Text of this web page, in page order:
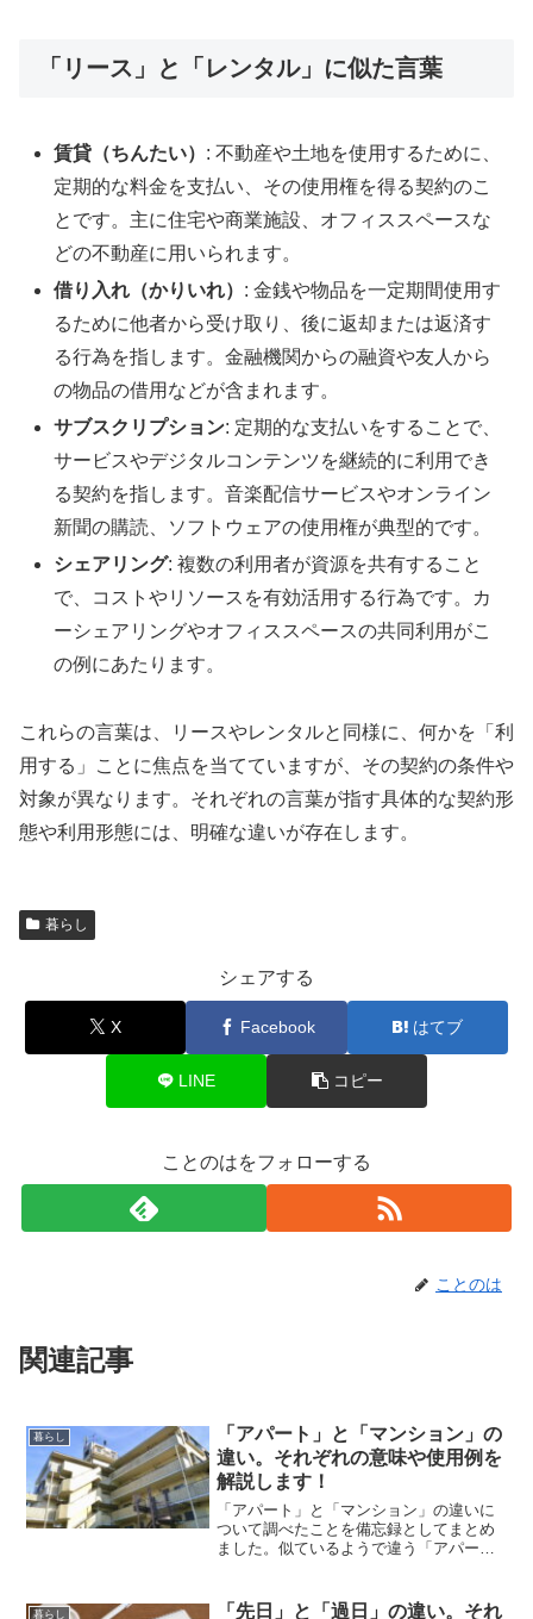
「リース」と「レンタル」に似た言葉
賃貸（ちんたい） : 不動産や土地を使用するために、
定期的な料金を支払い、その使用権を得る契約のこ
とです。主に住宅や商業施設、オフィススペースな
どの不動産に用いられます。
借り入れ（かりいれ） : 金銭や物品を一定期間使用す
るために他者から受け取り、後に返却または返済す
る行為を指します。金融機関からの融資や友人から
の物品の借用などが含まれます。
サブスクリプション: 定期的な支払いをすることで、
サービスやデジタルコンテンツを継続的に利用でき
る契約を指します。音楽配信サービスやオンライン
新聞の購読、ソフトウェアの使用権が典型的です。
シェアリング: 複数の利用者が資源を共有すること
で、コストやリソースを有効活用する行為です。カ
ーシェアリングやオフィススペースの共同利用がこ
の例にあたります。
これらの言葉は、リースやレンタルと同様に、何かを「利
用する」ことに焦点を当てていますが、その契約の条件や
対象が異なります。それぞれの言葉が指す具体的な契約形
態や利用形態には、明確な違いが存在します。
暮らし
シェアする
X Facebook はてブ
LINE コピー
ことのはをフォローする
ことのは
関連記事
暮らし
「アパート」と「マンション」の
違い。それぞれの意味や使用例を
解説します！
「アパート」と「マンション」の違いに
ついて調べたことを備忘録としてまとめ
ました。似ているようで違う「アパー
暮らし 「先日」と「過日」の違い。それ